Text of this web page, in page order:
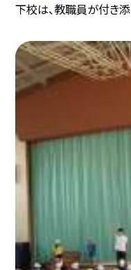
下校は、教職員が付き